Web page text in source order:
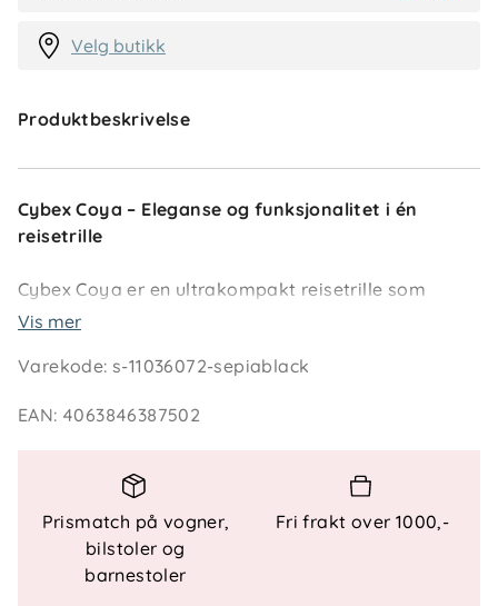
Velg butikk
Produktbeskrivelse
Cybex Coya – Eleganse og funksjonalitet i én
reisetrille
Cybex Coya er en ultrakompakt reisetrille som
kombinerer ikonisk design med topp funksjonalitet.
håndbagasjevennlig, noe som gjør den til det
kan brukes fra fødselen av og opp til 4 år, med
lettanvendelig sele for maksimal komfort og
Nøkkelfunksjoner:
Vis mer
Varekode:s-11036072-sepiablack
EAN: 4063846387502
Prismatch på vogner,
bilstoler og
barnestoler
Fri frakt over 1000,-